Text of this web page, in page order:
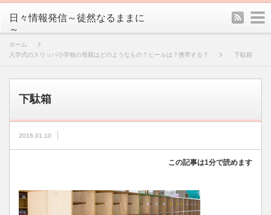
日々情報発信～徒然なるままに
～
rss
ホーム
入学式のスリッパ小学校の母親はどのようなもの？ヒールは？携帯する？
下駄箱
下駄箱
2016.01.10
この記事は1分で読めます